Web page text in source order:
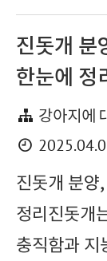
진돗개 분
한눈에 정
강아지에
진돗개 분양
정리진돗개
충직함과 지